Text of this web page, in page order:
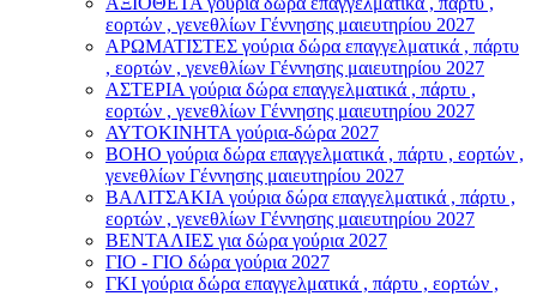
εορτών , γενεθλίων Γέννησης μαιευτηρίου 2027
ΑΡΩΜΑΤΙΣΤΕΣ γούρια δώρα επαγγελματικά , πάρτυ
, εορτών , γενεθλίων Γέννησης μαιευτηρίου 2027
ΑΣΤΕΡIA γούρια δώρα επαγγελματικά , πάρτυ ,
εορτών , γενεθλίων Γέννησης μαιευτηρίου 2027
ΑΥΤΟΚΙΝΗΤΑ γούρια-δώρα 2027
ΒOHO γούρια δώρα επαγγελματικά , πάρτυ , εορτών ,
γενεθλίων Γέννησης μαιευτηρίου 2027
ΒΑΛΙΤΣΑΚΙΑ γούρια δώρα επαγγελματικά , πάρτυ ,
εορτών , γενεθλίων Γέννησης μαιευτηρίου 2027
ΒΕΝΤΑΛΙΕΣ για δώρα γούρια 2027
ΓΙΟ - ΓΙΟ δώρα γούρια 2027
ΓΚΙ γούρια δώρα επαγγελματικά , πάρτυ , εορτών ,